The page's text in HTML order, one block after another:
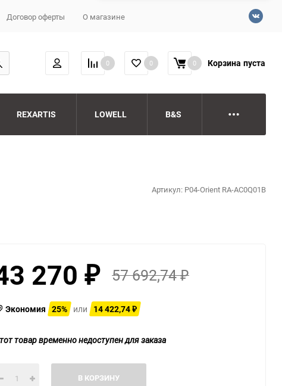
Договор оферты О магазине
0 0 0 Корзина пуста
REXARTIS LOWELL B&S
Артикул: P04-Orient RA-AC0Q01B
270 ₽ 57 692,74₽
Экономия 25% или 14 422,74 ₽
товар временно недоступен для заказа
В КОРЗИНУ